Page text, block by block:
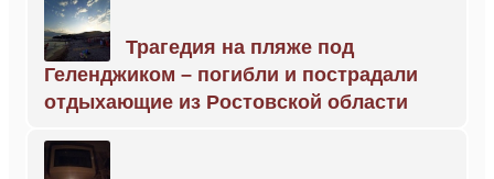
Трагедия на пляже под
Геленджиком – погибли и пострадали
отдыхающие из Ростовской области